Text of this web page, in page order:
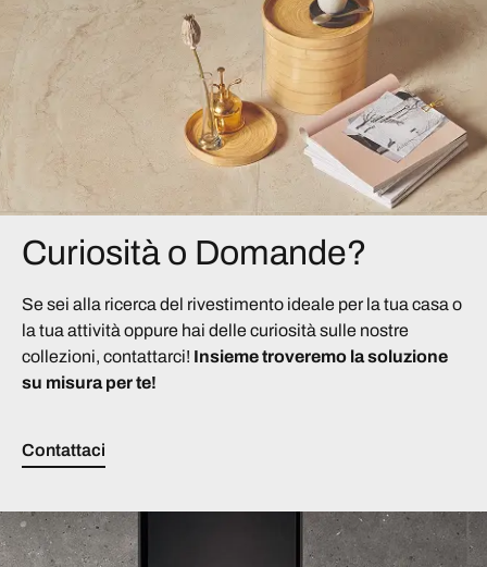
Curiosità o Domande?
Se sei alla ricerca del rivestimento ideale per la tua casa o
la tua attività oppure hai delle curiosità sulle nostre
collezioni, contattarci! Insieme troveremo la soluzione
su misura per te!
Contattaci